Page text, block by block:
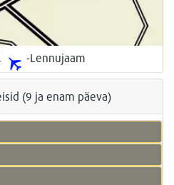
-Lennujaam
(9 ja enam päeva)